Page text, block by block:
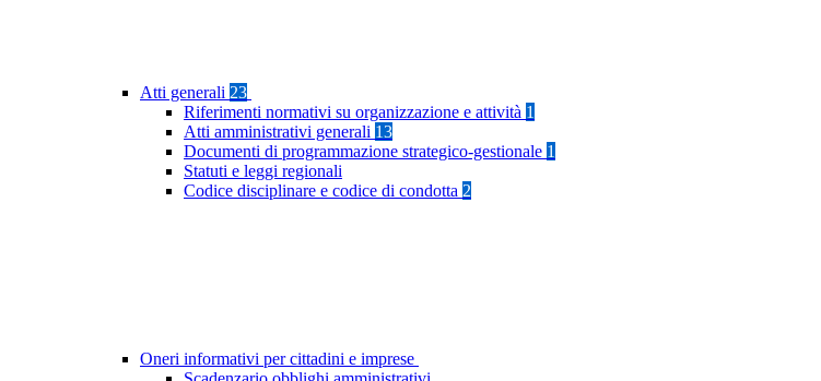
Atti generali 23
Riferimenti normativi su organizzazione e attività 1
Atti amministrativi generali 13
Documenti di programmazione strategico-gestionale 1
Statuti e leggi regionali
Codice disciplinare e codice di condotta 2
Oneri informativi per cittadini e imprese